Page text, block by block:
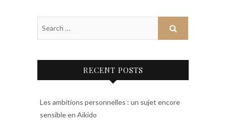
RECENT POSTS
Les ambitions personnelles : un sujet encore
sensible en Aïkido